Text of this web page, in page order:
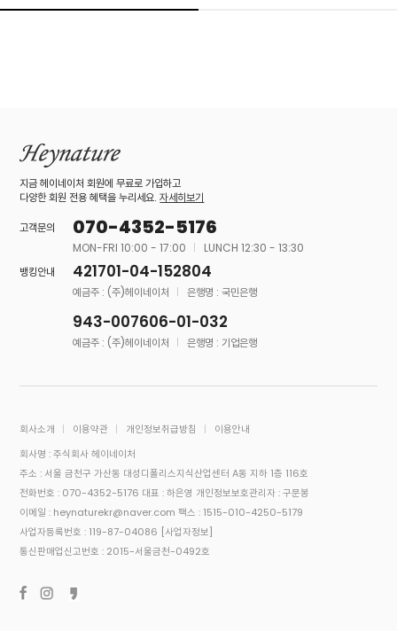
지금 헤이네이처 회원에 무료로 가입하고
다양한 회원 전용 혜택을 누리세요.자세히보기
고객문의
070-4352-5176
MON-FRI 10:00 - 17:00
LUNCH 12:30 - 13:30
뱅킹안내
421701-04-152804
예금주 : (주)헤이네이처 은행명 : 국민은행
943-007606-01-032
예금주 : (주)헤이네이처 은행명 : 기업은행
회사소개 이용약관 개인정보취급방침
이용안내
회사명 : 주식회사 헤이네이처
주소 : 서울 금천구 가산동 대성디폴리스지식산업센터 A동 지하 1층 116호
전화번호 : 070-4352-5176 대표 : 하은영 개인정보보호관리자 : 구문봉
이메일 : heynaturekr@naver.com 팩스 : 1515-010-4250-5179
사업자등록번호 : 119-87-04086 [사업자정보]
통신판매업신고번호 : 2015-서울금천-0492호